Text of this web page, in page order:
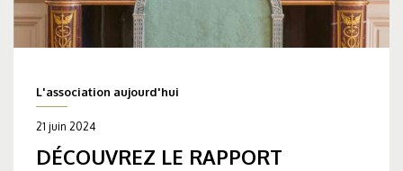
L'association aujourd'hui
21 juin 2024
DÉCOUVREZ LE RAPPORT